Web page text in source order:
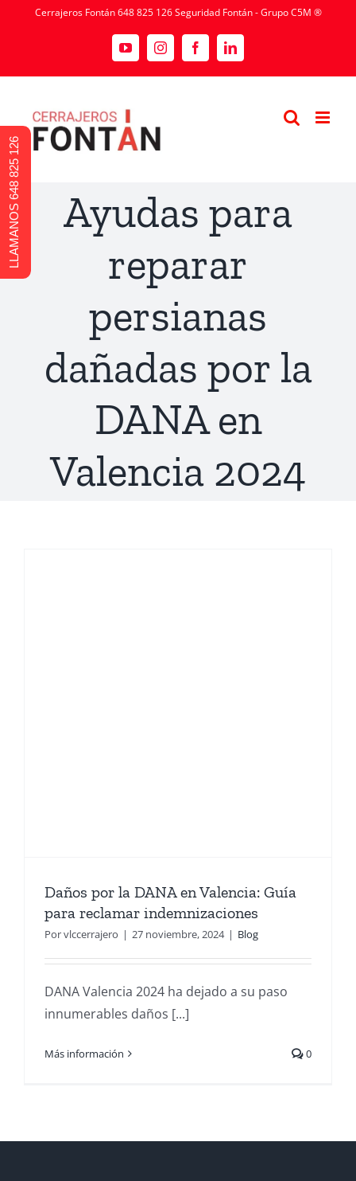
Cerrajeros Fontán 648 825 126 Seguridad Fontán - Grupo C5M ®
Ayudas para
reparar
persianas
dañadas por la
DANA en
Valencia 2024
Daños por la DANA en Valencia: Guía
para reclamar indemnizaciones
Porvlccerrajero | 27 noviembre, 2024 | Blog
DANA Valencia 2024 ha dejado a su paso
innumerables daños [...]
Más información 0
LLAMANOS 648 825 126